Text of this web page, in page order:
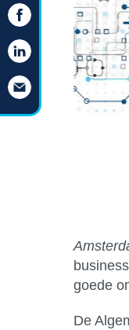
goede
De